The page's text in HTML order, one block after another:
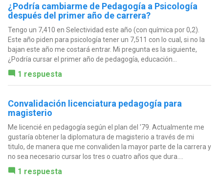
¿Podría cambiarme de Pedagogía a Psicología
después del primer año de carrera?
Tengo un 7,410 en Selectividad este año (con química por 0,2).
Este año piden para psicología tener un 7,511 con lo cual, si no la
bajan este año me costará entrar. Mi pregunta es la siguiente,
¿Podría cursar el primer año de pedagogía, educación...
1 respuesta
Convalidación licenciatura pedagogía para
magisterio
Me licencié en pedagogía según el plan del '79. Actualmente me
gustaría obtener la diplomatura de magisterio a través de mi
titulo, de manera que me convaliden la mayor parte de la carrera y
no sea necesario cursar los tres o cuatro años que dura....
1 respuesta